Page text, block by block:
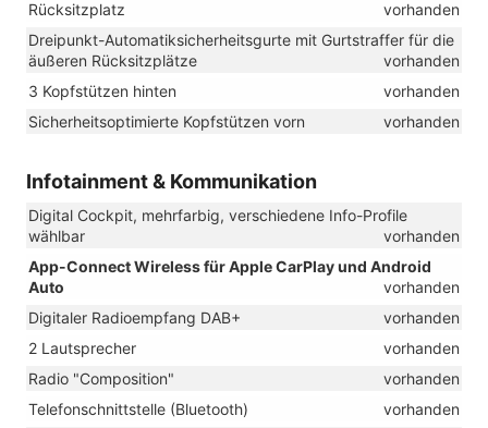
Rücksitzplatz
vorhanden
Dreipunkt-Automatiksicherheitsgurte mit Gurtstraffer für die
äußeren Rücksitzplätze
vorhanden
3 Kopfstützen hinten
vorhanden
Sicherheitsoptimierte Kopfstützen vorn
vorhanden
Infotainment & Kommunikation
Digital Cockpit, mehrfarbig, verschiedene Info-Profile
wählbar
vorhanden
App-Connect Wireless für Apple CarPlay und Android
Auto
vorhanden
Digitaler Radioempfang DAB+
vorhanden
2 Lautsprecher
vorhanden
Radio "Composition"
vorhanden
Telefonschnittstelle (Bluetooth)
vorhanden